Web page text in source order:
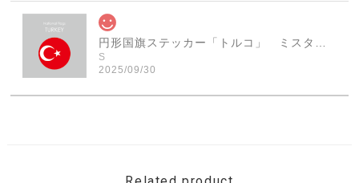
円形国旗ステッカー「トルコ」 ミスターシールオリジナル 世界各国 国旗シール おしゃれ円型 旅行 おみやげ プレゼント ステッカーチューンなどに
S
2025/09/30